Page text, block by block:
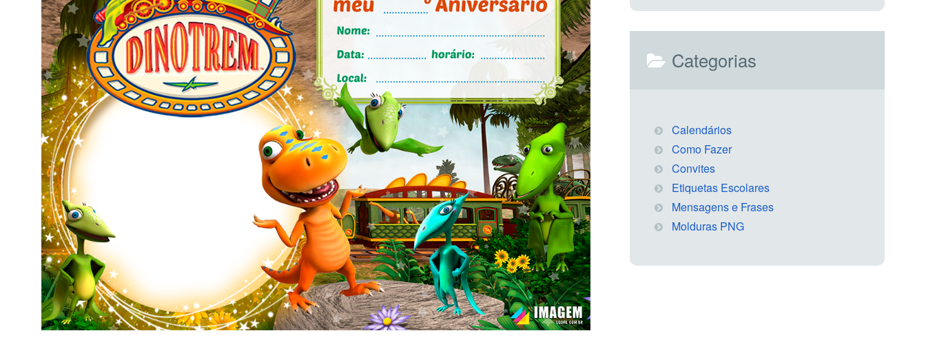
Categorias
Calendários
Como Fazer
Convites
Etiquetas Escolares
Mensagens e Frases
Molduras PNG